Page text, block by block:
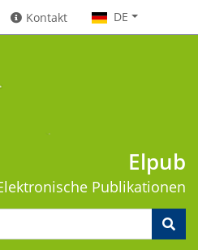
Kontakt DE
Elpub
Publikationen